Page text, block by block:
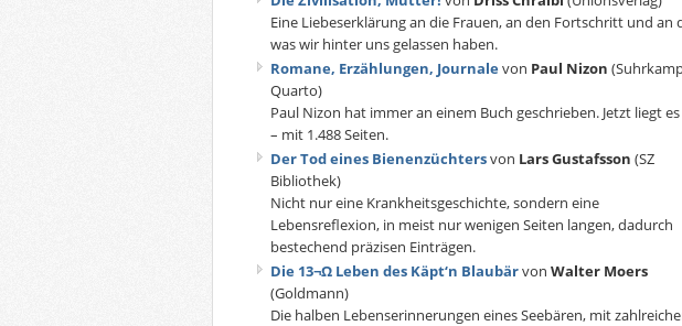
Eine Liebeserklärung an die Frauen, an den Fortschritt und an
was wir hinter uns gelassen haben.
Romane, Erzählungen, Journalevon Paul Nizon
Quarto)
Paul Nizon hat immer an einem Buch geschrieben. Jetzt liegt
– mit 1.488 Seiten.
Der Tod eines Bienenzüchtersvon Lars Gustafsson (SZ
Bibliothek)
Nicht nur eine Krankheitsgeschichte, sondern eine
Lebensreflexion, in meist nur wenigen Seiten langen, dadurch
bestechend präzisen Einträgen.
Die 13¬Ω Leben des Käpt‘n Blaubärvon Walter Moers
(Goldmann)
Die halben Lebenserinnerungen eines Seebären, mit